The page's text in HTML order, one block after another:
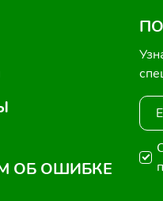
ОБ ОШИБКЕ